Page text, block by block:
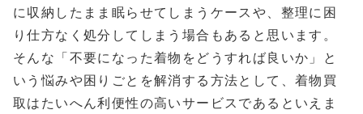
に収納したまま眠らせてしまうケースや、整理に困
り仕方なく処分してしまう場合もあると思います。
そんな「不要になった着物をどうすれば良いか」と
いう悩みや困りごとを解消する方法として、着物買
取はたいへん利便性の高いサービスであるといえま